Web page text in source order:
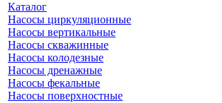
Каталог
Насосы циркуляционные
Насосы вертикальные
Насосы скважинные
Насосы колодезные
Насосы дренажные
Насосы фекальные
Насосы поверхностные